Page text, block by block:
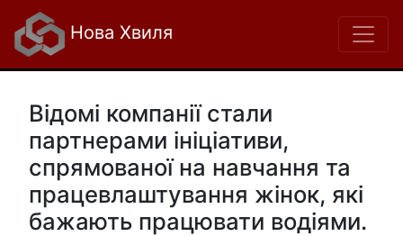
Нова Хвиля
Відомі компанії стали
партнерами ініціативи,
спрямованої на навчання та
працевлаштування жінок, які
бажають працювати водіями.